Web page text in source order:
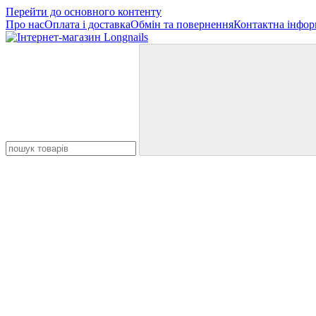
Перейти до основного контенту
Про насОплата і доставкаОбмін та поверненняКонтактна